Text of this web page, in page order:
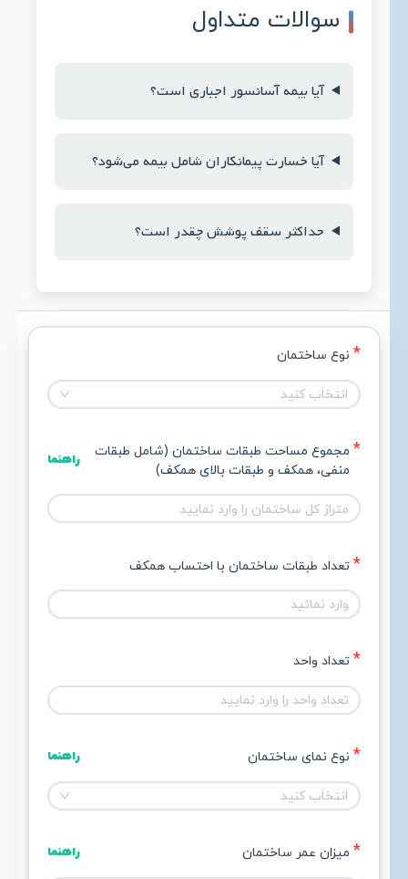
سوالات متداول
آیا بیمه آسانسور اجباری است؟
آیا خسارت پیمانکاران شامل بیمه می‌شود؟
حداکثر سقف پوشش چقدر است؟
نوع ساختمان
انتخاب کنید
مجموع مساحت طبقات ساختمان (شامل طبقات
منفی، همکف و طبقات بالای همکف)
راهنما
تعداد طبقات ساختمان با احتساب همکف
تعداد واحد
نوع نمای ساختمان راهنما
انتخاب کنید
میزان عمر ساختمان راهنما